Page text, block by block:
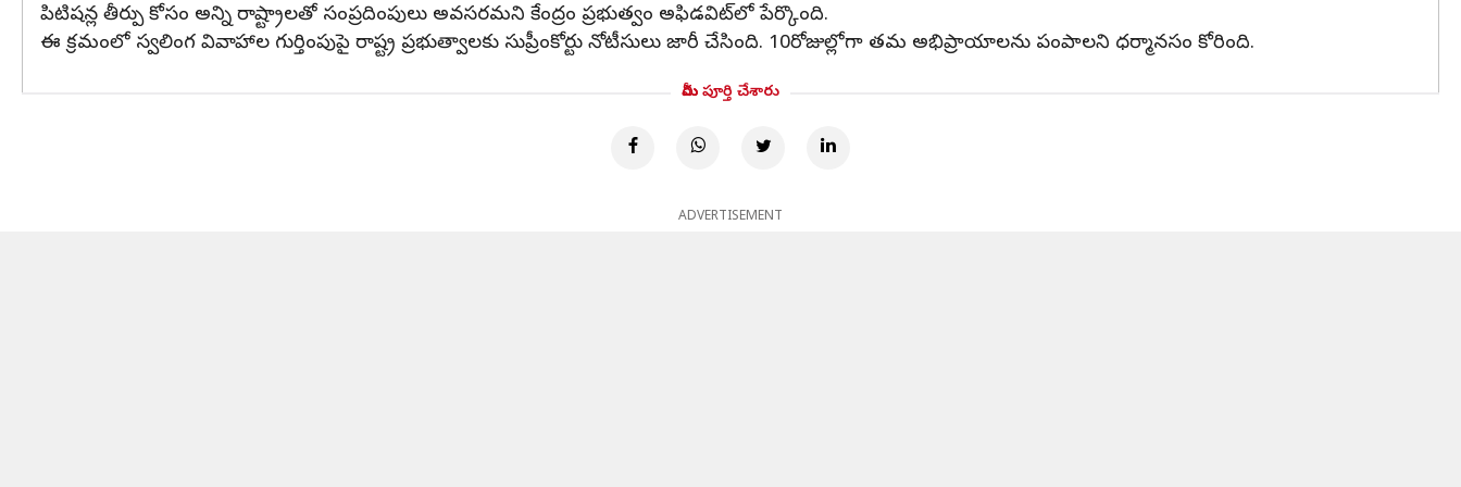
పిటిషన్ల తీర్పు కోసం అన్ని రాష్ట్రాలతో సంప్రదింపులు అవసరమని కేంద్రం ప్రభుత్వం అఫిడవిట్‌లో పేర్కొంది.
ఈ క్రమంలో స్వలింగ వివాహాల గుర్తింపుపై రాష్ట్ర ప్రభుత్వాలకు సుప్రీంకోర్టు నోటీసులు జారీ చేసింది. 10రోజుల్లోగా తమ అభిప్రాయాలను పంపాలని ధర్మానసం కోరింది.
మీరు పూర్తి చేశారు
ADVERTISEMENT